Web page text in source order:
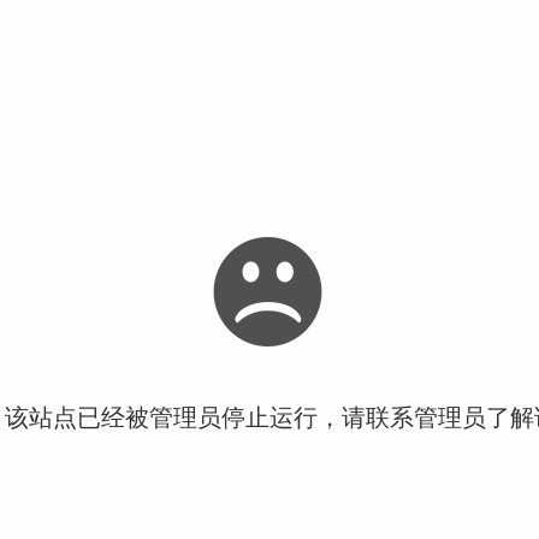
站点已经被管理员停止运行，请联系管理员了